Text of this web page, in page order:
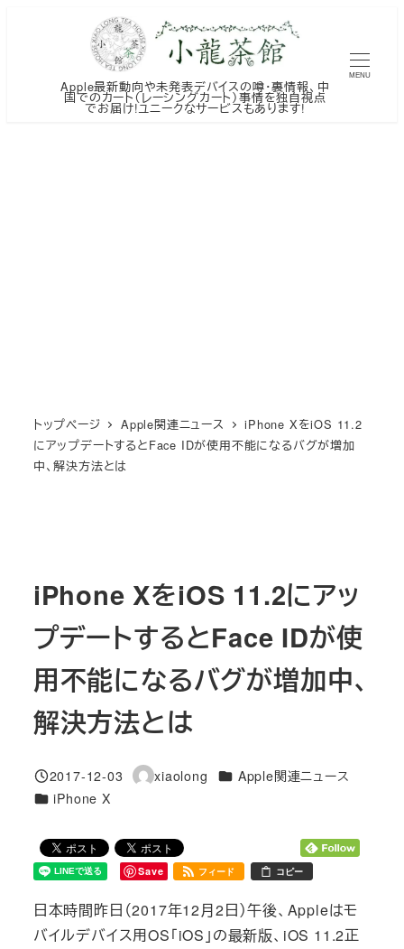
Apple最新動向や未発表デバイスの噂・裏情報、中
国でのカート（レーシングカート）事情を独自視点
でお届け!ユニークなサービスもあります!
MENU
トップページ Apple関連ニュース
iPhone XをiOS 11.2
にアップデートするとFace IDが使用不能になるバグが増加
中、解決方法とは
iPhone XをiOS 11.2にアッ
プデートするとFace IDが使
用不能になるバグが増加中、
解決方法とは
投稿日
2017-12-03
著
xiaolong カテゴリー
Apple関連ニュース
カテゴリー
iPhone X
Save フィード コピー
日本時間昨日（2017年12月2日）午後、Appleはモ
バイルデバイス用OS「iOS」の最新版、iOS 11.2正